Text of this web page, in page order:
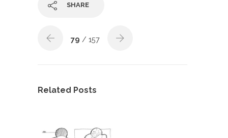
SHARE
79 / 157
Related Posts